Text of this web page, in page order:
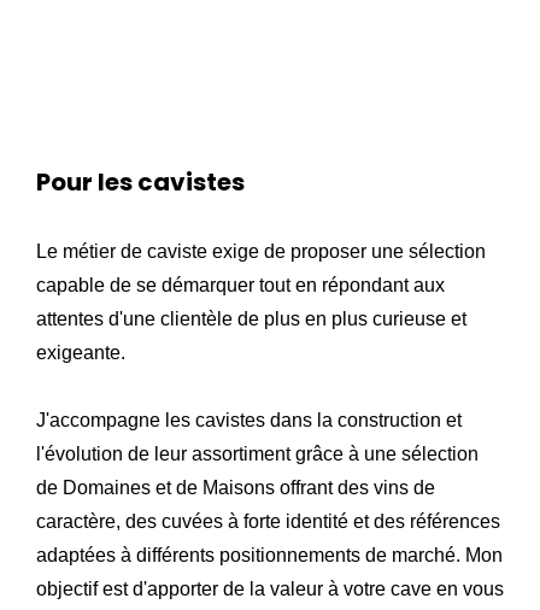
Pour les cavistes
Le métier de caviste exige de proposer une sélection
capable de se démarquer tout en répondant aux
attentes d'une clientèle de plus en plus curieuse et
exigeante.
J'accompagne les cavistes dans la construction et
l'évolution de leur assortiment grâce à une sélection
de Domaines et de Maisons offrant des vins de
caractère, des cuvées à forte identité et des références
adaptées à différents positionnements de marché. Mon
objectif est d'apporter de la valeur à votre cave en vous